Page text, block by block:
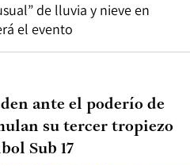
de lluvia y nieve en
el evento
ante el poderío de
su tercer tropiezo
Sub 17